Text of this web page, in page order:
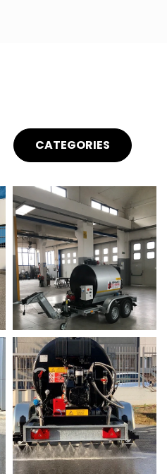
CATEGORIES